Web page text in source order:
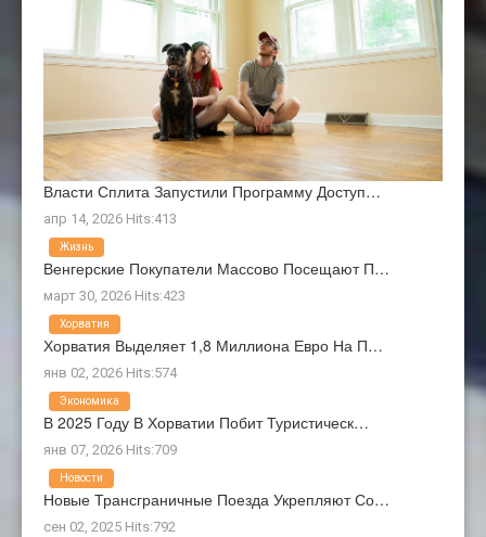
Власти Сплита Запустили Программу Доступ…
апр 14, 2026 Hits:413
Венгерские Покупатели Массово Посещают П…
март 30, 2026 Hits:423
Жизнь
Хорватия Выделяет 1,8 Миллиона Евро На П…
янв 02, 2026 Hits:574
Хорватия
В 2025 Году В Хорватии Побит Туристическ…
янв 07, 2026 Hits:709
Экономика
Новые Трансграничные Поезда Укрепляют Со…
сен 02, 2025 Hits:792
Новости